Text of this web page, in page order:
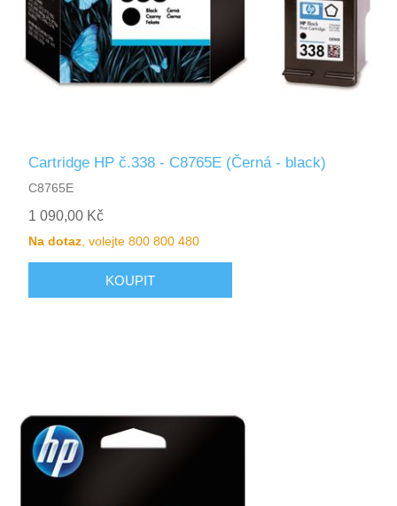
Cartridge HP č.338 - C8765E (Černá - black)
C8765E
1 090,00 Kč
Na dotaz, volejte 800 800 480